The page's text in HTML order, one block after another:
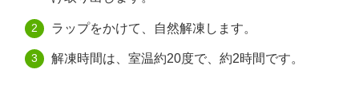
ラップをかけて、自然解凍します。
解凍時間は、室温約20度で、約2時間です。